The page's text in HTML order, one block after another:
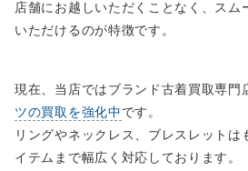
店舗にお越しいただくことなく、スム
いただけるのが特徴です。
現在、当店ではブランド古着買取専門
ツの買取を強化中です。
リングやネックレス、ブレスレットは
イテムまで幅広く対応しております。